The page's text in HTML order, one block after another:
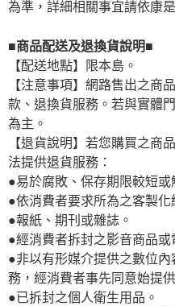
為準，詳細相關事宜請依康
■商品配送及退換貨說明■
【配送地點】限本島。
【注意事項】網路售出之商
款、退換貨服務。若與實體
為主。
【退貨說明】若您購買之商
法提供退貨服務：
●易於腐敗、保存期限較短或
●依消費者要求所為之客製化
●報紙、期刊或雜誌。
●經消費者拆封之影音商品或
●非以有形媒介提供之數位
務，經消費者事先同意始提供
●已拆封之個人衛生用品。